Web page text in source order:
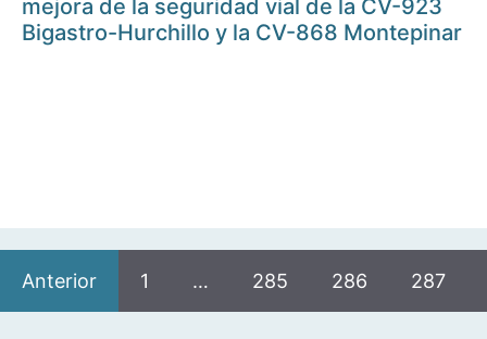
mejora de la seguridad vial de la CV-923
Bigastro-Hurchillo y la CV-868 Montepinar
Anterior 1 … 285 286 287